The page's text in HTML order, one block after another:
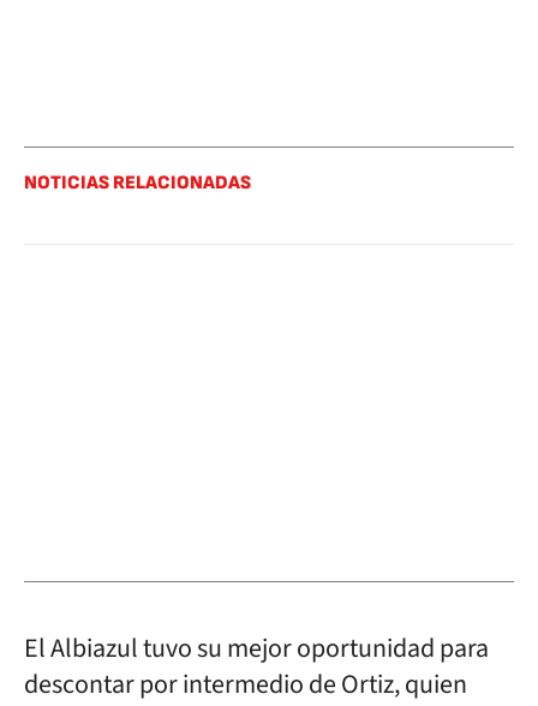
NOTICIAS RELACIONADAS
El Albiazul tuvo su mejor oportunidad para
descontar por intermedio de Ortiz, quien